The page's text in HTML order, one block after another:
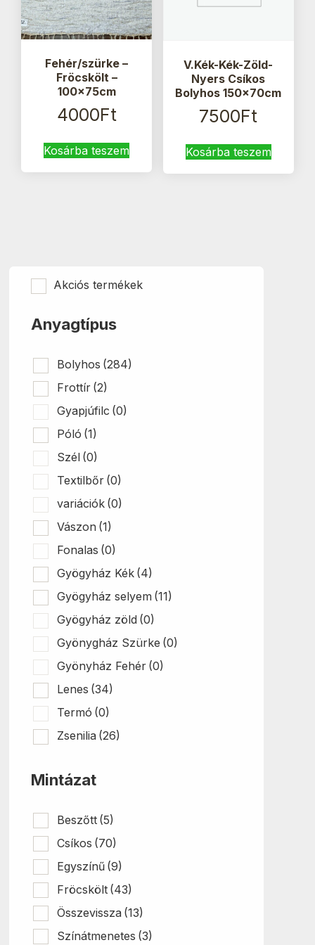
Fehér/szürke –
Fröcskölt –
100x75cm
4000Ft
Kosárba teszem
V.Kék-Kék-Zöld-
Nyers Csíkos
Bolyhos 150x70cm
7500Ft
Kosárba teszem
Akciós termékek
Anyagtípus
Bolyhos (284)
Frottír (2)
Gyapjúfilc (0)
Póló (1)
Szél (0)
Textilbőr (0)
variációk (0)
Vászon (1)
Fonalas (0)
Gyögyház Kék (4)
Gyögyház selyem (11)
Gyögyház zöld (0)
Gyönygház Szürke (0)
Gyönyház Fehér (0)
Lenes (34)
Termó (0)
Zsenilia (26)
Mintázat
Beszőtt (5)
Csíkos (70)
Egyszínű (9)
Fröcskölt (43)
Összevissza (13)
Színátmenetes (3)